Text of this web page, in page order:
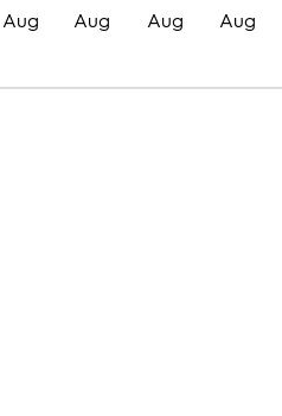
Trailer
Bilder
Aug Aug Aug Aug